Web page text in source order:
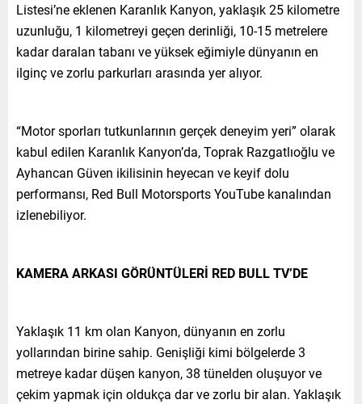
Listesi’ne eklenen Karanlık Kanyon, yaklaşık 25 kilometre
uzunluğu, 1 kilometreyi geçen derinliği, 10-15 metrelere
kadar daralan tabanı ve yüksek eğimiyle dünyanın en
ilginç ve zorlu parkurları arasında yer alıyor.
“Motor sporları tutkunlarının gerçek deneyim yeri” olarak
kabul edilen Karanlık Kanyon’da, Toprak Razgatlıoğlu ve
Ayhancan Güven ikilisinin heyecan ve keyif dolu
performansı, Red Bull Motorsports YouTube kanalından
izlenebiliyor.
KAMERA ARKASI GÖRÜNTÜLERİ RED BULL TV’DE
Yaklaşık 11 km olan Kanyon, dünyanın en zorlu
yollarından birine sahip. Genişliği kimi bölgelerde 3
metreye kadar düşen kanyon, 38 tünelden oluşuyor ve
çekim yapmak için oldukça dar ve zorlu bir alan. Yaklaşık